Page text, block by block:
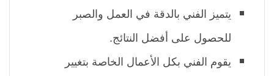
يتميز الفني بالدقة في العمل والصبر
للحصول على أفضل النتائج.
يقوم الفني بكل الأعمال الخاصة بتغيير